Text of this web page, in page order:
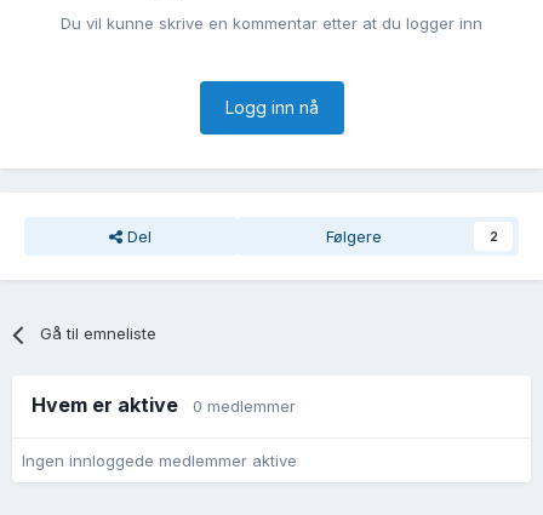
Du vil kunne skrive en kommentar etter at du logger inn
Logg inn nå
Del Følgere 2
Gå til emneliste
Hvem er aktive 0 medlemmer
Ingen innloggede medlemmer aktive